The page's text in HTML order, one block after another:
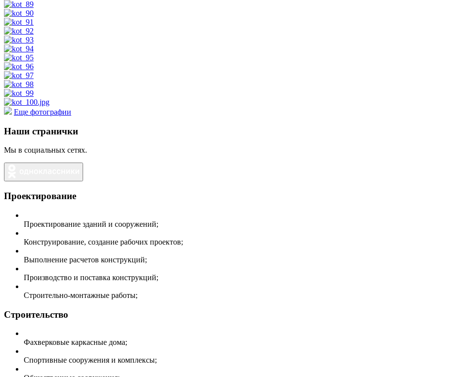
Еще фотографии
Наши странички
Мы в социальных сетях.
Проектирование
Проектирование зданий и сооружений;
Конструирование, создание рабочих проектов;
Выполнение расчетов конструкций;
Производство и поставка конструкций;
Строительно-монтажные работы;
Строительство
Фахверковые каркасные дома;
Спортивные сооружения и комплексы;